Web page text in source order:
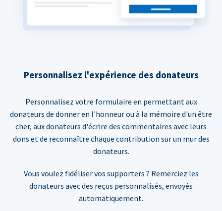
Personnalisez l'expérience des donateurs
Personnalisez votre formulaire en permettant aux
donateurs de donner en l'honneur ou à la mémoire d'un être
cher, aux donateurs d'écrire des commentaires avec leurs
dons et de reconnaître chaque contribution sur un mur des
donateurs.
Vous voulez fidéliser vos supporters ? Remerciez les
donateurs avec des reçus personnalisés, envoyés
automatiquement.